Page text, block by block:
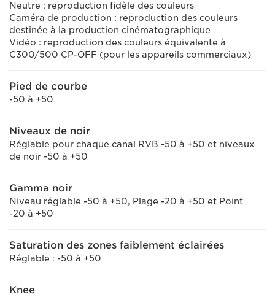
Neutre : reproduction fidèle des couleurs
Caméra de production : reproduction des couleurs
destinée à la production cinématographique
Vidéo : reproduction des couleurs équivalente à
C300/500 CP-OFF (pour les appareils commerciaux)
Pied de courbe
-50 à +50
Niveaux de noir
Réglable pour chaque canal RVB -50 à +50 et niveaux
de noir -50 à +50
Gamma noir
Niveau réglable -50 à +50, Plage -20 à +50 et Point
-20 à +50
Saturation des zones faiblement éclairées
Réglable : -50 à +50
Knee